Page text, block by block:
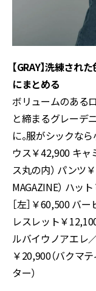
【GRAY】洗練され
にまとめる
ボリュームのある
と締まるグレーデ
に。服がシックな
ウス￥42,900 キャ
ス丸の内） パンツ
MAGAZINE） ハッ
［左］￥60,500 バ
レスレット￥
ルバイウノアエレ
￥20,900（バクマ
ター）